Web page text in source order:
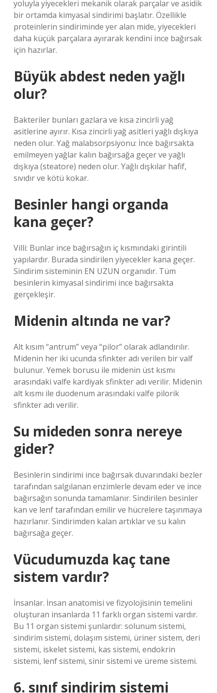
yoluyla yiyecekleri mekanik olarak parçalar ve asidik
bir ortamda kimyasal sindirimi başlatır. Özellikle
proteinlerin sindiriminde yer alan mide, yiyecekleri
daha küçük parçalara ayırarak kendini ince bağırsak
için hazırlar.
Büyük abdest neden yağlı
olur?
Bakteriler bunları gazlara ve kısa zincirli yağ
asitlerine ayırır. Kısa zincirli yağ asitleri yağlı dışkıya
neden olur. Yağ malabsorpsiyonu: İnce bağırsakta
emilmeyen yağlar kalın bağırsağa geçer ve yağlı
dışkıya (steatore) neden olur. Yağlı dışkılar hafif,
sıvıdır ve kötü kokar.
Besinler hangi organda
kana geçer?
Villi: Bunlar ince bağırsağın iç kısmındaki girintili
yapılardır. Burada sindirilen yiyecekler kana geçer.
Sindirim sisteminin EN UZUN organıdır. Tüm
besinlerin kimyasal sindirimi ince bağırsakta
gerçekleşir.
Midenin altında ne var?
Alt kısım “antrum” veya “pilor” olarak adlandırılır.
Midenin her iki ucunda sfinkter adı verilen bir valf
bulunur. Yemek borusu ile midenin üst kısmı
arasındaki valfe kardiyak sfinkter adı verilir. Midenin
alt kısmı ile duodenum arasındaki valfe pilorik
sfinkter adı verilir.
Su mideden sonra nereye
gider?
Besinlerin sindirimi ince bağırsak duvarındaki bezler
tarafından salgılanan enzimlerle devam eder ve ince
bağırsağın sonunda tamamlanır. Sindirilen besinler
kan ve lenf tarafından emilir ve hücrelere taşınmaya
hazırlanır. Sindirimden kalan artıklar ve su kalın
bağırsağa geçer.
Vücudumuzda kaç tane
sistem vardır?
İnsanlar. İnsan anatomisi ve fizyolojisinin temelini
oluşturan insanlarda 11 farklı organ sistemi vardır.
Bu 11 organ sistemi şunlardır: solunum sistemi,
sindirim sistemi, dolaşım sistemi, üriner sistem, deri
sistemi, iskelet sistemi, kas sistemi, endokrin
sistemi, lenf sistemi, sinir sistemi ve üreme sistemi.
6. sınıf sindirim sistemi